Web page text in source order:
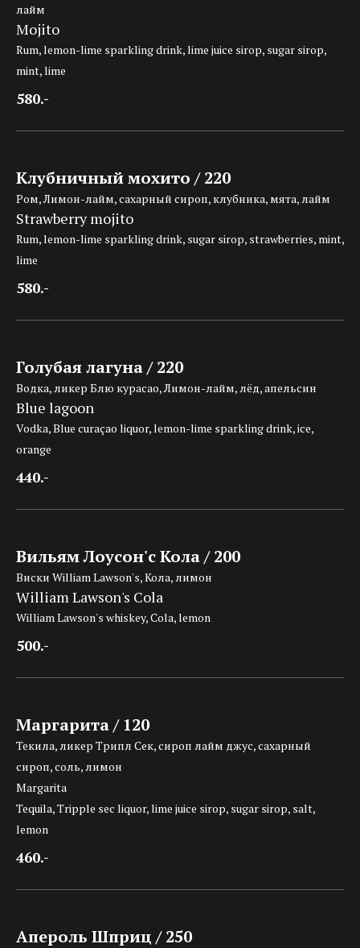
лайм
Mojito
Rum, lemon-lime sparkling drink, lime juice sirop, sugar sirop,
mint, lime
580.-
Клубничный мохито / 220
Ром, Лимон-лайм, сахарный сироп, клубника, мята, лайм
Strawberry mojito
Rum, lemon-lime sparkling drink, sugar sirop, strawberries, mint,
lime
580.-
Голубая лагуна / 220
Водка, ликер Блю курасао, Лимон-лайм, лёд, апельсин
Blue lagoon
Vodka, Blue curaçao liquor, lemon-lime sparkling drink, ice,
orange
440.-
Вильям Лоусон'с Кола / 200
Виски William Lawson's, Кола, лимон
William Lawson's Cola
William Lawson's whiskey, Cola, lemon
500.-
Маргарита / 120
Текила, ликер Трипл Сек, сироп лайм джус, сахарный
сироп, соль, лимон
Margarita
Tequila, Tripple sec liquor, lime juice sirop, sugar sirop, salt,
lemon
460.-
Апероль Шприц / 250